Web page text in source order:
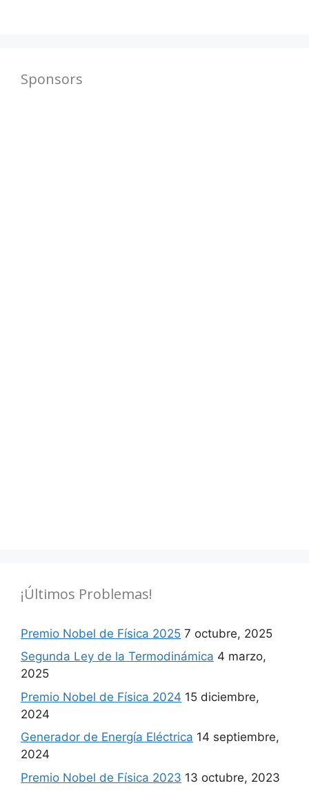
Sponsors
¡Últimos Problemas!
Premio Nobel de Física 2025 7 octubre, 2025
Segunda Ley de la Termodinámica 4 marzo,
2025
Premio Nobel de Física 2024 15 diciembre,
2024
Generador de Energía Eléctrica 14 septiembre,
2024
Premio Nobel de Física 2023 13 octubre, 2023